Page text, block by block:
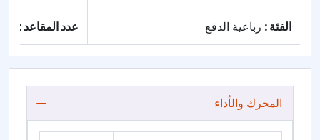
الفئة : رباعية الدفع عدد المقاعد :
المحرك والأداء